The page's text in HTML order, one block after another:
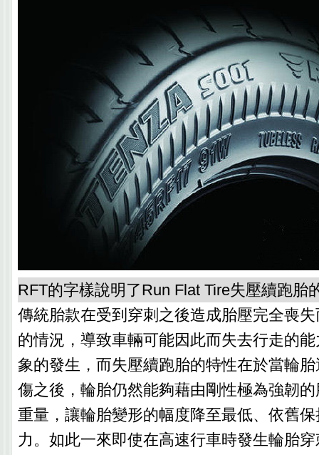
RFT的字樣說明了Run Flat Tire失壓續跑胎
傳統胎款在受到穿刺之後造成胎壓完全喪
的情況，導致車輛可能因此而失去行走的
象的發生，而失壓續跑胎的特性在於當輪
傷之後，輪胎仍然能夠藉由剛性極為強韌
重量，讓輪胎變形的幅度降至最低、依舊
力。如此一來即使在高速行車時發生輪胎